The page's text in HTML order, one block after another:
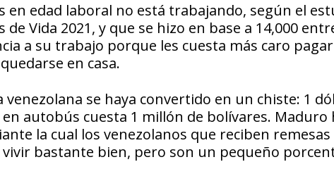
en edad laboral no está trabajando, según el
Vida 2021, y que se hizo en base a 14,000
a su trabajo porque les cuesta más caro
en casa.
se haya convertido en un chiste: 1
autobús cuesta 1 millón de bolívares. Maduro
la cual los venezolanos que reciben remesas
bastante bien, pero son un pequeño